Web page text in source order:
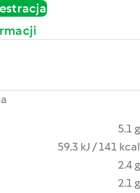
5.1 g
59.3 kJ / 141 kcal
2.4 g
2.1 g